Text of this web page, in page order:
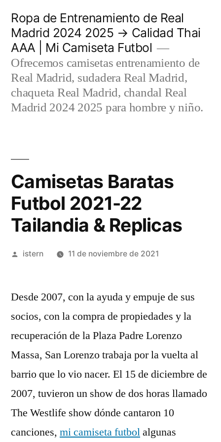
contenido
Ropa de Entrenamiento de Real
Madrid 2024 2025 → Calidad Thai
AAA | Mi Camiseta Futbol
Ofrecemos camisetas entrenamiento de
Real Madrid, sudadera Real Madrid,
chaqueta Real Madrid, chandal Real
Madrid 2024 2025 para hombre y niño.
Camisetas Baratas
Futbol 2021-22
Tailandia & Replicas
Publicado
istern 11 de noviembre de 2021
Desde 2007, con la ayuda y empuje de sus
socios, con la compra de propiedades y la
recuperación de la Plaza Padre Lorenzo
Massa, San Lorenzo trabaja por la vuelta al
barrio que lo vio nacer. El 15 de diciembre de
2007, tuvieron un show de dos horas llamado
The Westlife show dónde cantaron 10
canciones, mi camiseta futbolalgunas